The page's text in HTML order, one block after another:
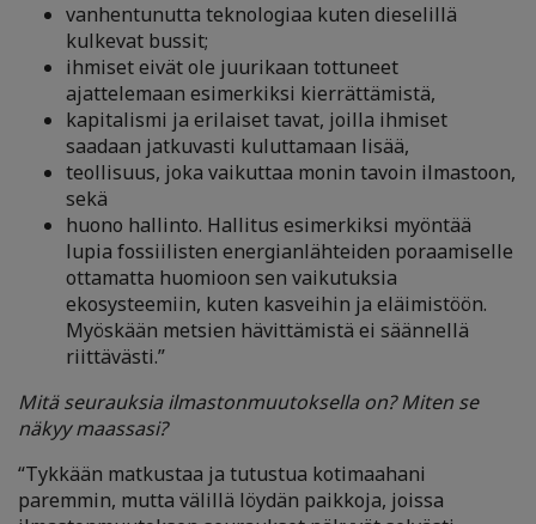
vanhentunutta teknologiaa kuten dieselillä
kulkevat bussit;
ihmiset eivät ole juurikaan tottuneet
ajattelemaan esimerkiksi kierrättämistä,
kapitalismi ja erilaiset tavat, joilla ihmiset
saadaan jatkuvasti kuluttamaan lisää,
teollisuus, joka vaikuttaa monin tavoin ilmastoon,
sekä
huono hallinto. Hallitus esimerkiksi myöntää
lupia fossiilisten energianlähteiden poraamiselle
ottamatta huomioon sen vaikutuksia
ekosysteemiin, kuten kasveihin ja eläimistöön.
Myöskään metsien hävittämistä ei säännellä
riittävästi.”
Mitä seurauksia ilmastonmuutoksella on? Miten se
näkyy maassasi?
“Tykkään matkustaa ja tutustua kotimaahani
paremmin, mutta välillä löydän paikkoja, joissa